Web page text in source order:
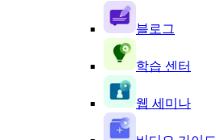
블로그
학습 센터
웹 세미나